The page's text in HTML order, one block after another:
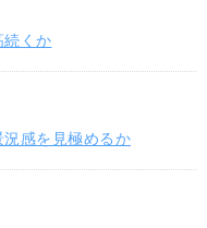
続くか
況感を見極めるか